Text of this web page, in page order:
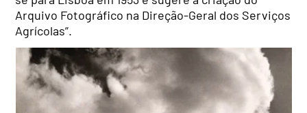
Arquivo Fotográfico na Direção-Geral dos Serviços
Agrícolas”.